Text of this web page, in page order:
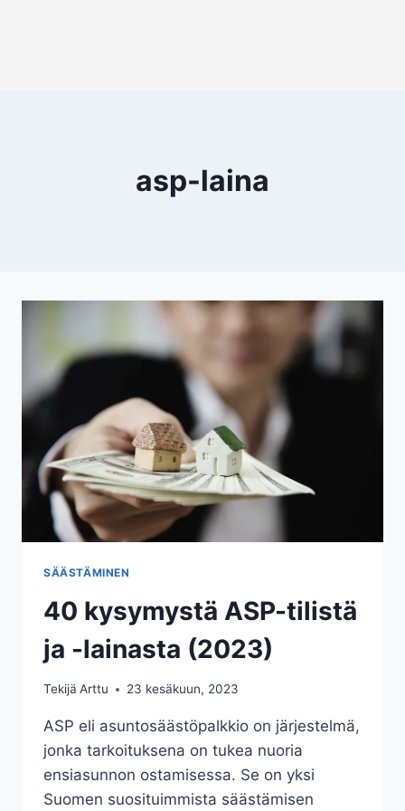
asp-laina
SÄÄSTÄMINEN
40 kysymystä ASP-tilistä
ja -lainasta (2023)
Tekijä Arttu 23 kesäkuun, 2023
ASP eli asuntosäästöpalkkio on järjestelmä,
jonka tarkoituksena on tukea nuoria
ensiasunnon ostamisessa. Se on yksi
Suomen suosituimmista säästämisen